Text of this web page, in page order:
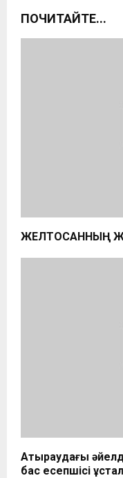
ПОЧИТАЙТЕ...
ЖЕЛТОҚСАННЫҢ
Атыраудағы
бас есепшісі